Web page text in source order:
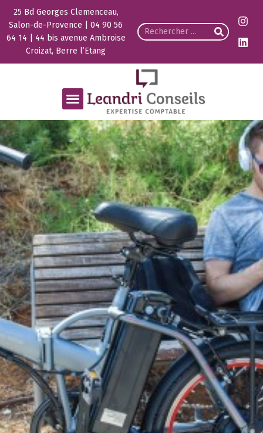
25 Bd Georges Clemenceau,
Salon-de-Provence | 04 90 56
64 14 | 44 bis avenue Ambroise
Croizat, Berre l’Etang